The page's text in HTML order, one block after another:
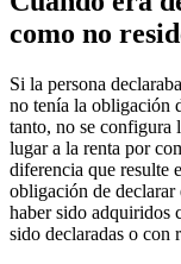
como no
Si la persona
no tenía la obligación
tanto, no se configura
lugar a la renta por
diferencia que resulte
obligación de declarar
haber sido adquiridos
sido declaradas o con